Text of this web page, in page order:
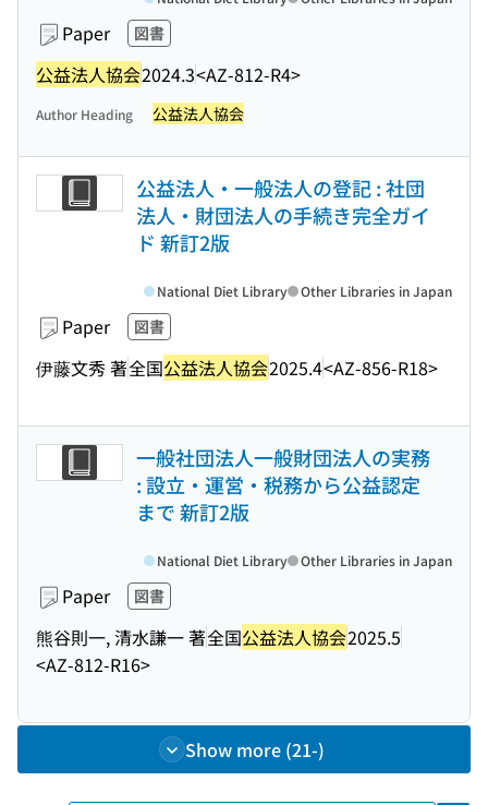
Paper 図書
公益法人協会2024.3<AZ-812-R4>
Author Heading 公益法人協会
公益法人・一般法人の登記 : 社団
法人・財団法人の手続き完全ガイ
ド 新訂2版
Paper 図書
伊藤文秀 著全国公益法人協会2025.4<AZ-856-R18>
National Diet Library Other Libraries in Japan
一般社団法人一般財団法人の実務
: 設立・運営・税務から公益認定
まで 新訂2版
Paper 図書
熊谷則一, 清水謙一 著全国公益法人協会2025.5
<AZ-812-R16>
National Diet Library Other Libraries in Japan
Show more (21-)